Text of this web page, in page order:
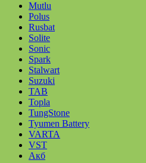
Mutlu
Polus
Rusbat
Solite
Sonic
Spark
Stalwart
Suzuki
TAB
Topla
TungStone
Tyumen Battery
VARTA
VST
Акб